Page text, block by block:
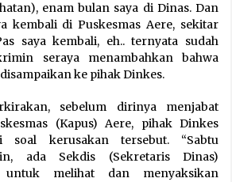
enam bulan saya di Dinas. Dan
kembali di Puskesmas Aere, sekitar
saya kembali, eh.. ternyata sudah
seraya menambahkan bahwa
ke pihak Dinkes.
sebelum dirinya menjabat
(Kapus) Aere, pihak Dinkes
soal kerusakan tersebut. “Sabtu
ada Sekdis (Sekretaris Dinas)
untuk melihat dan menyaksikan